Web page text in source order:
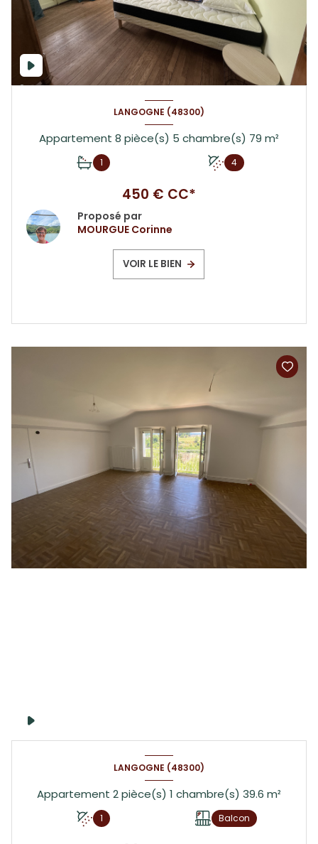
LANGOGNE (48300)
Appartement 8 pièce(s) 5 chambre(s) 79 m²
1 4
450 € CC*
Proposé par
MOURGUE Corinne
VOIR LE BIEN
LANGOGNE (48300)
Appartement 2 pièce(s) 1 chambre(s) 39.6 m²
1 Balcon